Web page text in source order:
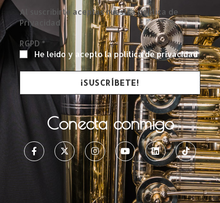
Al suscribirte aceptas nuestra política de
Privacidad
RGPD *
He leído y acepto la política de privacidad
Conecta conmigo